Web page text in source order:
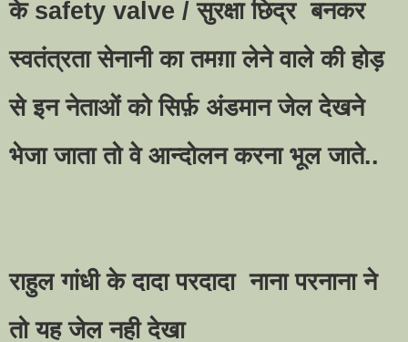
के safety valve / सुरक्षा छिद्र बनकर
स्वतंत्रता सेनानी का तमग़ा लेने वाले की होड़
से इन नेताओं को सिर्फ़ अंडमान जेल देखने
भेजा जाता तो वे आन्दोलन करना भूल जाते..
राहुल गांधी के दादा परदादा नाना परनाना ने
तो यह जेल नही देखा